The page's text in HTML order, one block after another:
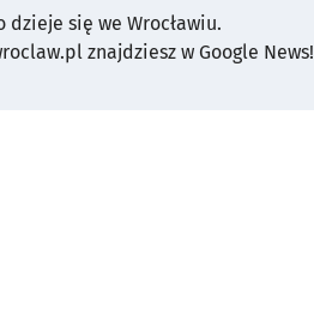
się we Wrocławiu.
znajdziesz w Google News!